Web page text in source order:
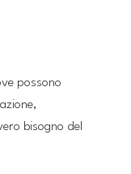
possono
bisogno del